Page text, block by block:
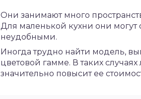
Они занимают много
Для маленькой кухни они
неудобными.
Иногда трудно найти модель,
цветовой гамме. В таких
значительно повысит ее